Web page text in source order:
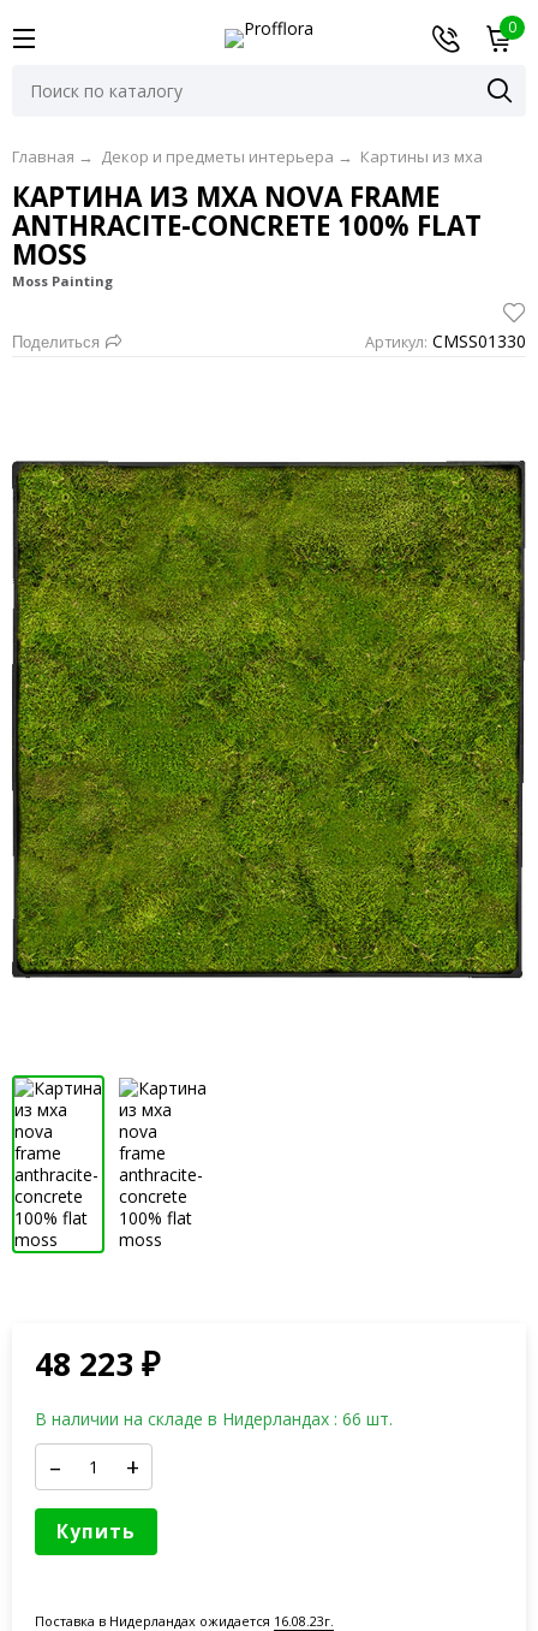
0
Главная → Декор и предметы интерьера → Картины из мха
КАРТИНА ИЗ МХА NOVA FRAME
ANTHRACITE-CONCRETE 100% FLAT
MOSS
Moss Painting
Поделиться Артикул: CMSS01330
48 223₽
В наличии на складе в Нидерландах : 66 шт.
– +
Купить
Поставка в Нидерландах ожидается 16.08.23г.